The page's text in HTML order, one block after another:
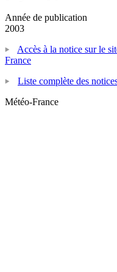
Année de publication
2003
Accès à la notice sur le
France
Liste complète des
Météo-France